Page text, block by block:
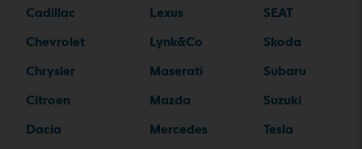
Cadillac
Chevrolet
Chrysler
Citroen
Dacia
Lexus
Lynk&Co
Maserati
Mazda
Mercedes
SEAT
Skoda
Subaru
Suzuki
Tesla